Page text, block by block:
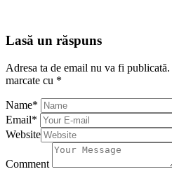
Lasă un răspuns
Adresa ta de email nu va fi publicată.
marcate cu *
Name*
Email*
Website
Comment